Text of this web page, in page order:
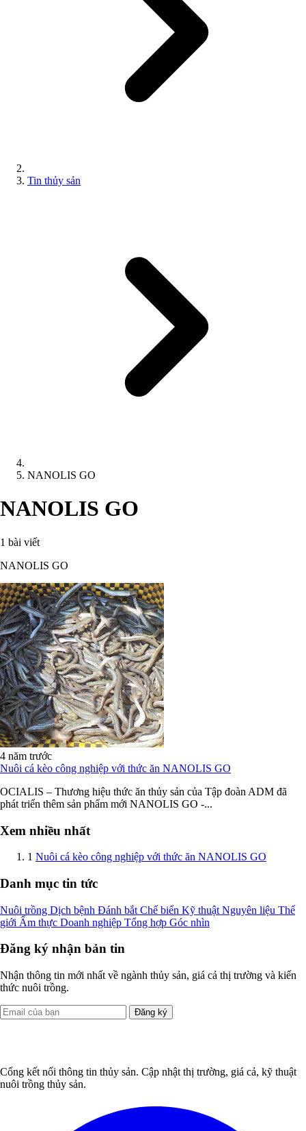
Tin thủy sản
NANOLIS GO
NANOLIS GO
1 bài viết
NANOLIS GO
4 năm trước
Nuôi cá kèo công nghiệp với thức ăn NANOLIS GO
OCIALIS – Thương hiệu thức ăn thủy sản của Tập đoàn ADM đã
phát triển thêm sản phẩm mới NANOLIS GO -...
Xem nhiều nhất
1 Nuôi cá kèo công nghiệp với thức ăn NANOLIS GO
Danh mục tin tức
Nuôi trồng Dịch bệnh Đánh bắt Chế biến Kỹ thuật Nguyên liệu Thế
giới Ẩm thực Doanh nghiệp Tổng hợp Góc nhìn
Đăng ký nhận bản tin
Nhận thông tin mới nhất về ngành thủy sản, giá cả thị trường và kiến
thức nuôi trồng.
Đăng ký
Cổng kết nối thông tin thủy sản. Cập nhật thị trường, giá cả, kỹ thuật
nuôi trồng thủy sản.